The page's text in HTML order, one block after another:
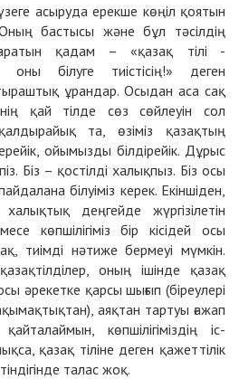
асыруда ерекше көңіл қоятын
бастысы және бұл тәсілдің
қадам – «қазақ тілі -
білуге тиістісің!» деген
ұрандар. Осыдан аса сақ
қай тілде сөз сөйлеуін сол
та, өзіміз қазақтың
ойымызды білдірейік. Дұрыс
Біз – қостілді халықпыз. Біз осы
білуіміз керек. Екіншіден,
деңгейде жүргізілетін
көпшілігіміз бір кісідей осы
тиімді нәтиже бермеуі мүмкін.
оның ішінде қазақ
әрекетке қарсы шығып (біреулері
аяқтан тартуы ғажап
көпшілігіміздің іс-
қазақ тіліне деген қажеттілік
талас жоқ.